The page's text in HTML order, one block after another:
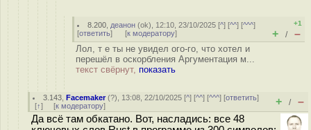
8.200 деанон (ok), 12:10, 23/10/2025 [^] [^^] [^^^]
[ответить] [к модератору]
+1
+ / –
Лол, т е ты не увидел ого-го, что хотел и
перешёл в оскорбления Аргументация м...
текст свёрнут, показать
3.143 ,Facemaker(?), 13:08, 22/10/2025 [^] [^^] [^^^] [ответить]
[↑] [к модератору] + / –
Да всё там обкатано. Вот, насладись: все 48